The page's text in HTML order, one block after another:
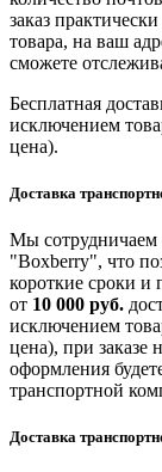
заказ
товара, на ваш
сможете
Бесплатная
исключением
цена).
Доставка
Мы
"Boxberry", что
короткие сроки
от 10 000 руб.
исключением
цена), при
оформления
транспортной
Доставка